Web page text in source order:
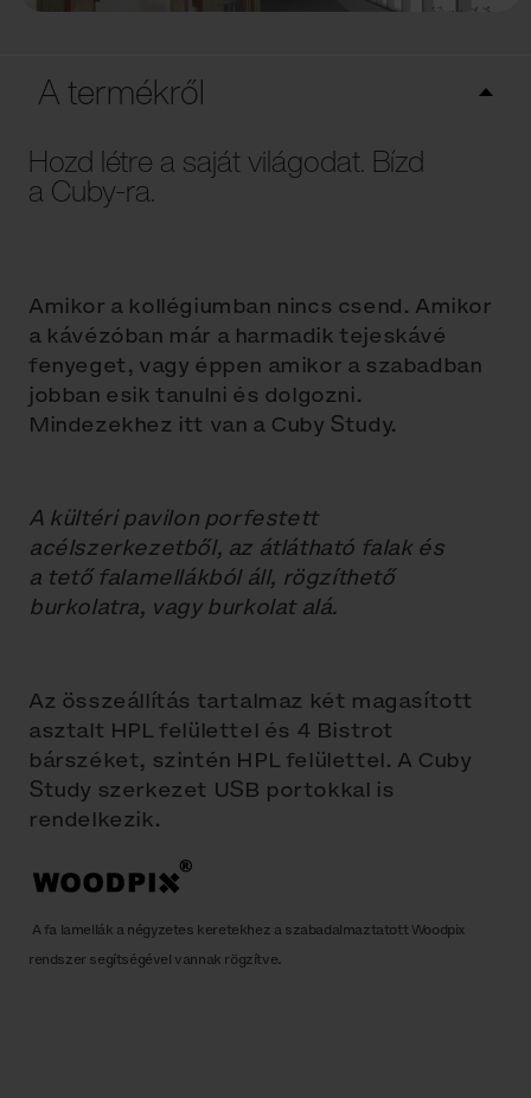
A termékről
Hozd létre a saját világodat. Bízd
a Cuby-ra.
Amikor a kollégiumban nincs csend. Amikor
a kávézóban már a harmadik tejeskávé
fenyeget, vagy éppen amikor a szabadban
jobban esik tanulni és dolgozni.
Mindezekhez itt van a Cuby Study.
A kültéri pavilon porfestett
acélszerkezetből, az átlátható falak és
a tető falamellákból áll, rögzíthető
burkolatra, vagy burkolat alá.
Az összeállítás tartalmaz két magasított
asztalt HPL felülettel és 4 Bistrot
bárszéket, szintén HPL felülettel. A Cuby
Study szerkezet USB portokkal is
rendelkezik.
A fa lamellák a négyzetes keretekhez a szabadalmaztatott Woodpix
rendszer segítségével vannak rögzítve.